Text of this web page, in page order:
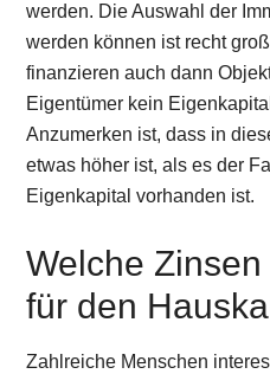
werden. Die Auswahl der
werden können ist recht
finanzieren auch dann
Eigentümer kein
Anzumerken ist, dass in
etwas höher ist, als es der
Eigenkapital vorhanden ist.
Welche
für den
Zahlreiche Menschen